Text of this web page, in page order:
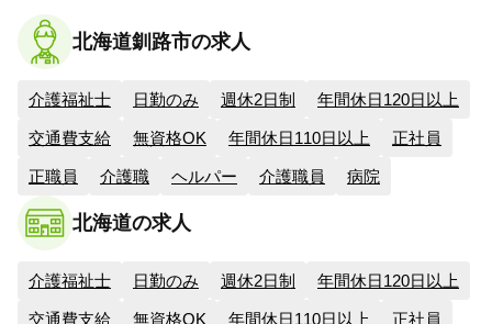
北海道釧路市の求人
介護福祉士 日勤のみ 週休2日制 年間休日120日以上
交通費支給 無資格OK 年間休日110日以上 正社員
正職員 介護職 ヘルパー 介護職員 病院
北海道の求人
介護福祉士 日勤のみ 週休2日制 年間休日120日以上
交通費支給 無資格OK 年間休日110日以上 正社員